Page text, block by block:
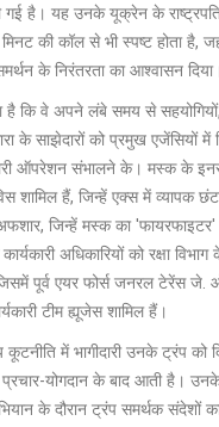
गई है। यह उनके यूक्रेन के राष्ट्रपति
की कॉल से भी स्पष्ट होता है,
के निरंतरता का आश्वासन दिया।
कि वे अपने लंबे समय से सहयोगियों,
के साझेदारों को प्रमुख एजेंसियों
ऑपरेशन संभालने के। मस्क के
शामिल हैं, जिन्हें एक्स में व्यापक
जिन्हें मस्क का 'फायरफाइटर'
अधिकारियों को रक्षा
पूर्व एयर फोर्स जनरल टेरेंस
टीम ह्यूजेस शामिल हैं।
में भागीदारी उनके ट्रंप को
प्रचार-योगदान के बाद आती है।
के दौरान ट्रंप समर्थक संदेशों